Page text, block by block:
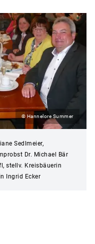
© Hannelore Summer
Sedlmeier,
Dr. Michael Bär
stellv. Kreisbäuerin
Ingrid Ecker